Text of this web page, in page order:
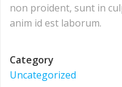
non proident, sunt in
anim id est laborum.
Category
Uncategorized